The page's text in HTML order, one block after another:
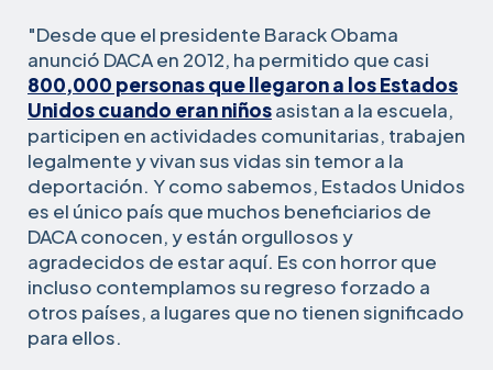
"Desde que el presidente Barack Obama
anunció DACA en 2012, ha permitido que casi
800,000 personas que llegaron a los Estados
Unidos cuando eran niñosasistan a la escuela,
participen en actividades comunitarias, trabajen
legalmente y vivan sus vidas sin temor a la
deportación. Y como sabemos, Estados Unidos
es el único país que muchos beneficiarios de
DACA conocen, y están orgullosos y
agradecidos de estar aquí. Es con horror que
incluso contemplamos su regreso forzado a
otros países, a lugares que no tienen significado
para ellos.